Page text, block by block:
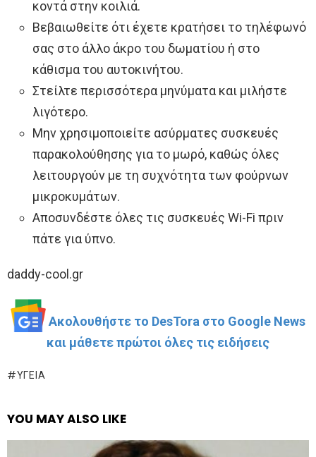
κοντά στην κοιλιά.
Βεβαιωθείτε ότι έχετε κρατήσει το τηλέφωνό
σας στο άλλο άκρο του δωματίου ή στο
κάθισμα του αυτοκινήτου.
Στείλτε περισσότερα μηνύματα και μιλήστε
λιγότερο.
Μην χρησιμοποιείτε ασύρματες συσκευές
παρακολούθησης για το μωρό, καθώς όλες
λειτουργούν με τη συχνότητα των φούρνων
μικροκυμάτων.
Αποσυνδέστε όλες τις συσκευές Wi-Fi πριν
πάτε για ύπνο.
daddy-cool.gr
Ακολουθήστε το DesTora στο Google News
και μάθετε πρώτοι όλες τις ειδήσεις
ΥΓΕΊΑ
YOU MAY ALSO LIKE